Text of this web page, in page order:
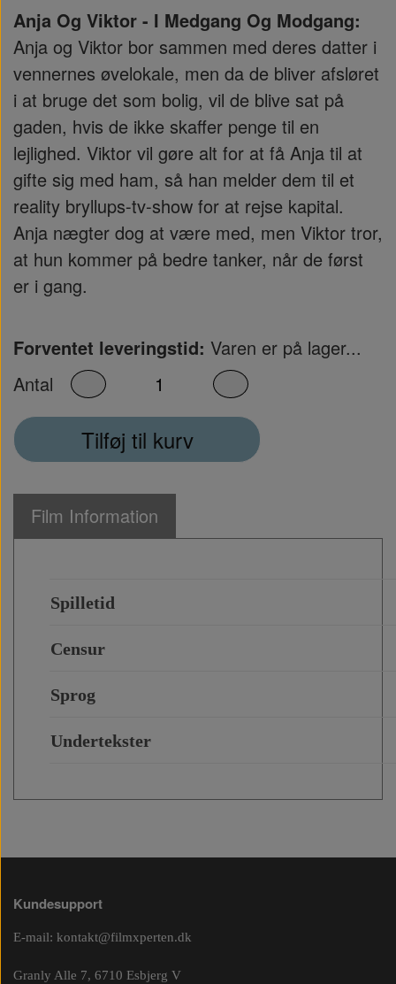
Anja Og Viktor - I Medgang Og Modgang:
Anja og Viktor bor sammen med deres datter i
vennernes øvelokale, men da de bliver afsløret
i at bruge det som bolig, vil de blive sat på
gaden, hvis de ikke skaffer penge til en
lejlighed. Viktor vil gøre alt for at få Anja til at
gifte sig med ham, så han melder dem til et
reality bryllups-tv-show for at rejse kapital.
Anja nægter dog at være med, men Viktor tror,
at hun kommer på bedre tanker, når de først
er i gang.
Forventet leveringstid: Varen er på lager...
Antal
Tilføj til kurv
Film Information
Spilletid
Censur
Sprog
Undertekster
Kundesupport
E-mail: kontakt@filmxperten.dk
Granly Alle 7, 6710 Esbjerg V